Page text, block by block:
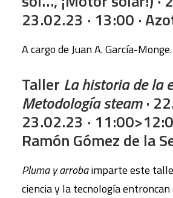
23.02.23 · 13:00 ·
A cargo de Juan A. García-Monge.
Taller La historia de la
Metodología steam·
23.02.23 ·
Ramón Gómez de la
Pluma y arrobaimparte este
ciencia y la tecnología entroncan